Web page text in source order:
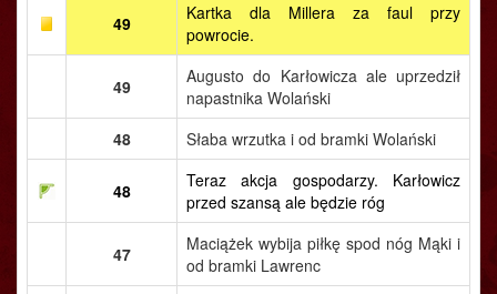
49
Kartka dla Millera za faul przy
powrocie.
49
Augusto do Karłowicza ale uprzedził
napastnika Wolański
48
Słaba wrzutka i od bramki Wolański
48
Teraz akcja gospodarzy. Karłowicz
przed szansą ale będzie róg
47
Maciążek wybija piłkę spod nóg Mąki i
od bramki Lawrenc